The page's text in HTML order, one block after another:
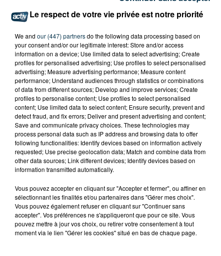
DEMANDER LE DÉPART DE PIERRE EKWAH
CYANOBACTÉRIES : LE PRÉFÊT PREND UN
ARRÊTÉ POUR LES ACTIVITÉS DE...
Le respect de votre vie privée est notre priorité
We and our (447) partnersdo the following data processing based on
your consent and/or our legitimate interest: Store and/or access
information on a device; Use limited data to select advertising; Create
profiles for personalised advertising; Use profiles to select personalised
advertising; Measure advertising performance; Measure content
performance; Understand audiences through statistics or combinations
of data from different sources; Develop and improve services; Create
profiles to personalise content; Use profiles to select personalised
content; Use limited data to select content; Ensure security, prevent and
detect fraud, and fix errors; Deliver and present advertising and content;
Save and communicate privacy choices. These technologies may
process personal data such as IP address and browsing data to offer
following functionalities: Identify devices based on information actively
requested; Use precise geolocation data; Match and combine data from
other data sources; Link different devices; Identify devices based on
information transmitted automatically.
Vous pouvez accepter en cliquant sur "Accepter et fermer", ou affiner en
sélectionnant les finalités et/ou partenaires dans "Gérer mes choix".
Vous pouvez également refuser en cliquant sur "Continuer sans
accepter". Vos préférences ne s'appliqueront que pour ce site. Vous
pouvez mettre à jour vos choix, ou retirer votre consentement à tout
moment via le lien "Gérer les cookies" situé en bas de chaque page.